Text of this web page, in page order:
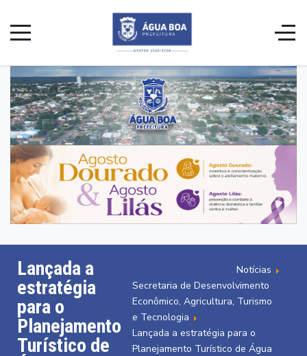
Lançada a
estratégia
para o
Planejamento
Turístico de
Notícias
Secretaria de Desenvolvimento
Econômico, Agricultura, Turismo
e Tecnologia
Lançada a estratégia para o
Planejamento Turístico de Água